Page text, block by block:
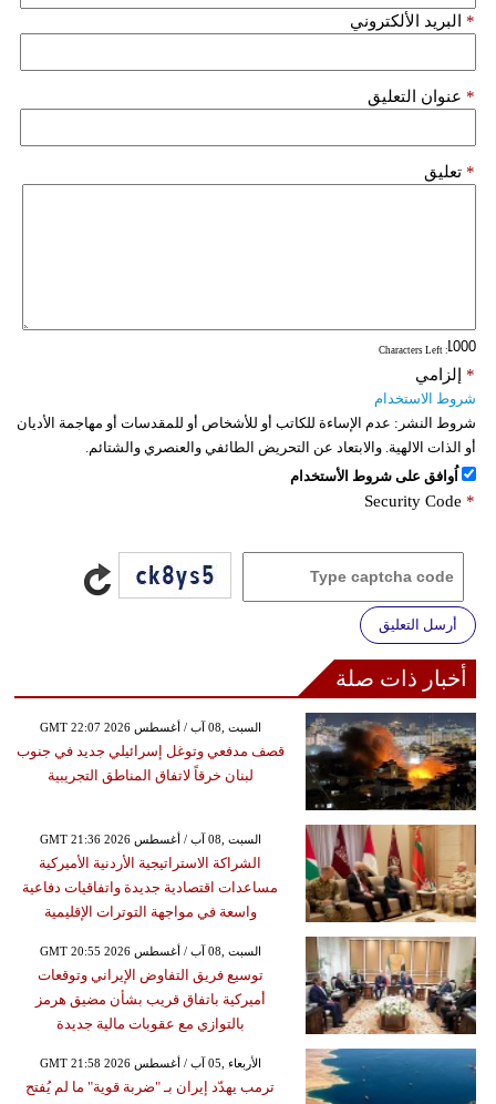
البريد الألكتروني *
عنوان التعليق *
تعليق *
: Characters Left
إلزامي *
شروط الاستخدام
شروط النشر: عدم الإساءة للكاتب أو للأشخاص أو للمقدسات أو مهاجمة الأديان
أو الذات الالهية. والابتعاد عن التحريض الطائفي والعنصري والشتائم.
اُوافق على شروط الأستخدام
Security Code *
أرسل التعليق
أخبار ذات صلة
GMT 22:07 2026 السبت ,08 آب / أغسطس
قصف مدفعي وتوغل إسرائيلي جديد في جنوب
لبنان خرقاً لاتفاق المناطق التجريبية
GMT 21:36 2026 السبت ,08 آب / أغسطس
الشراكة الاستراتيجية الأردنية الأميركية
مساعدات اقتصادية جديدة واتفاقيات دفاعية
واسعة في مواجهة التوترات الإقليمية
GMT 20:55 2026 السبت ,08 آب / أغسطس
توسيع فريق التفاوض الإيراني وتوقعات
أميركية باتفاق قريب بشأن مضيق هرمز
بالتوازي مع عقوبات مالية جديدة
GMT 21:58 2026 الأربعاء ,05 آب / أغسطس
ترمب يهدّد إيران بـ "ضربة قوية" ما لم يُفتح